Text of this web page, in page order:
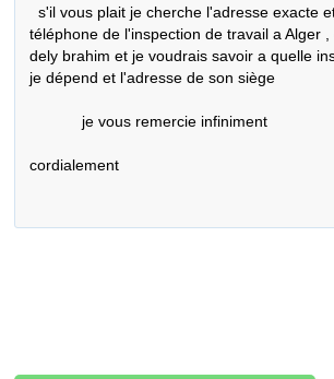
  s'il vous plait je cherche l'adresse exacte et les numéro de
téléphone de l'inspection de travail a Alger
dely brahim et je voudrais savoir a quelle
je dépend et l'adresse de son siège
cordialement